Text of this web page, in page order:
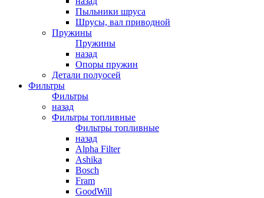
Пыльники шруса
Шрусы, вал приводной
Пружины
Пружины
назад
Опоры пружин
Детали полуосей
Фильтры
Фильтры
назад
Фильтры топливные
Фильтры топливные
назад
Alpha Filter
Ashika
Bosch
Fram
GoodWill